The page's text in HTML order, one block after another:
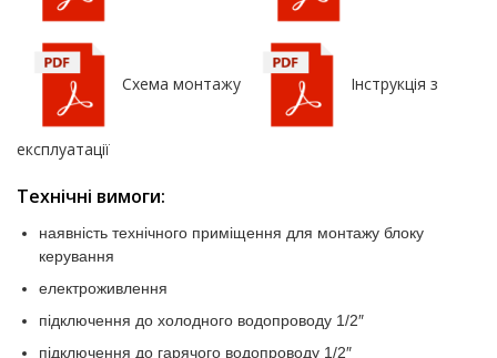
Схема монтажу Інструкція з
експлуатації
Технічні вимоги:
наявність технічного приміщення для монтажу блоку
керування
електроживлення
підключення до холодного водопроводу 1/2″
підключення до гарячого водопроводу 1/2″